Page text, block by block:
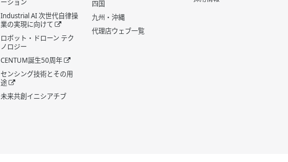
ーション
Industrial AI 次世代自律操
業の実現に向けて
ロボット・ドローン テク
ノロジー
CENTUM誕生50周年
センシング技術とその用
途
未来共創イニシアチブ
四国
九州・沖縄
代理店ウェブ一覧